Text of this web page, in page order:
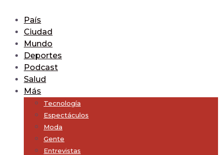
País
Ciudad
Mundo
Deportes
Podcast
Salud
Más
Tecnología
Espectáculos
Moda
Gente
Entrevistas